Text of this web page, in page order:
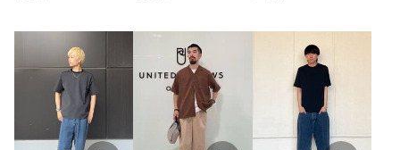
トップス
サイズ S M L XL
本体；コットン55％ ポリエステル40％ ポリウレタ
ン5％ リブ部分；コットン100％
洗濯表示 洗濯機洗い可 洗濯表示について
ニックネーム： T．S